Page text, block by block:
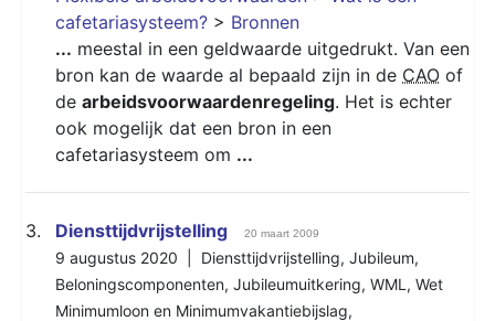
cafetariasysteem? > Bronnen
... meestal in een geldwaarde uitgedrukt. Van een
bron kan de waarde al bepaald zijn in de CAO of
de arbeidsvoorwaardenregeling. Het is echter
ook mogelijk dat een bron in een
cafetariasysteem om ...
3. Diensttijdvrijstelling 20 maart 2009
9 augustus 2020 | Diensttijdvrijstelling, Jubileum,
Beloningscomponenten, Jubileumuitkering, WML , Wet
Minimumloon en Minimumvakantiebijslag,